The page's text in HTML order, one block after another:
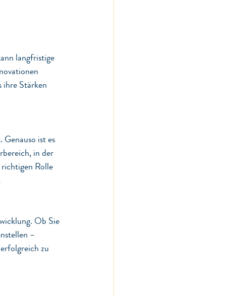
langfristige
ihre Stärken
ist es
in der
Rolle
Ob Sie
–
zu